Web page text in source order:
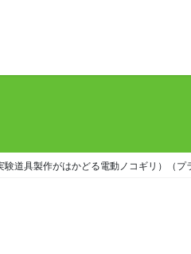
験道具製作がはかどる電動ノコギリ）（プ